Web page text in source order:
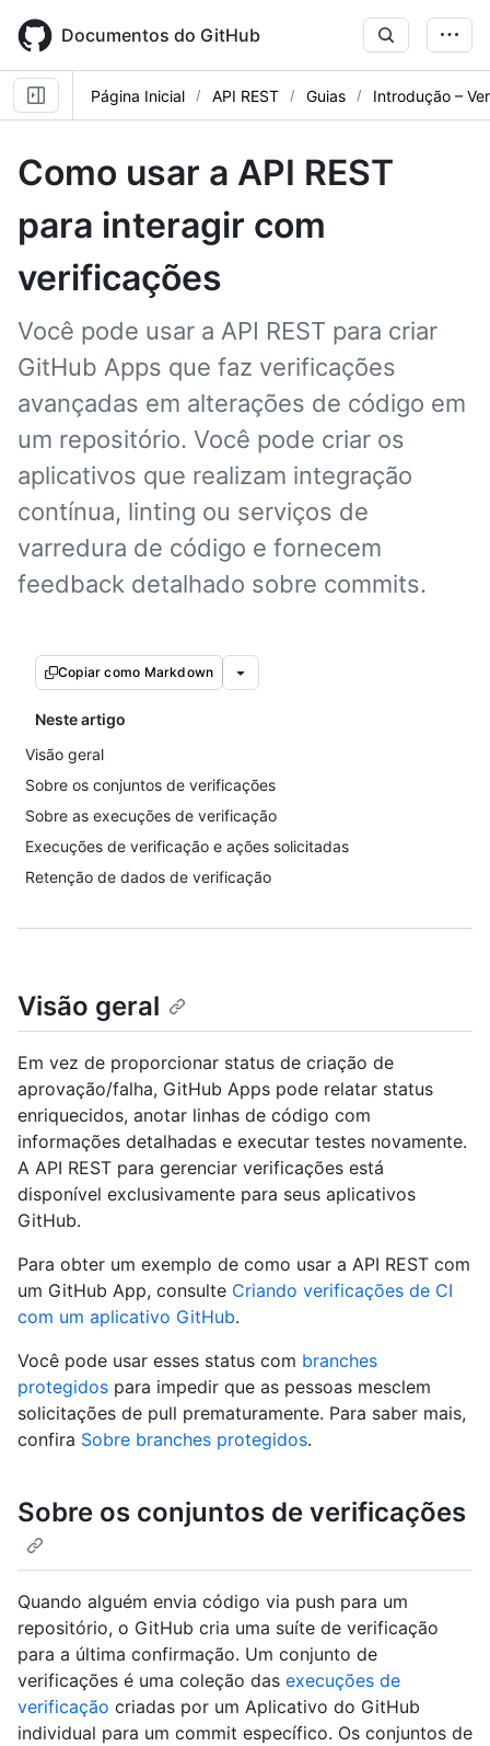
main
content
Documentos do GitHub
Página Inicial API REST Guias Introdução –
Como usar a API REST
para interagir com
verificações
Você pode usar a API REST para criar
GitHub Apps que faz verificações
avançadas em alterações de código em
um repositório. Você pode criar os
aplicativos que realizam integração
contínua, linting ou serviços de
varredura de código e fornecem
feedback detalhado sobre commits.
Copiar como Markdown
Neste artigo
Visão geral
Sobre os conjuntos de verificações
Sobre as execuções de verificação
Execuções de verificação e ações solicitadas
Retenção de dados de verificação
Visão geral
Em vez de proporcionar status de criação de
aprovação/falha, GitHub Apps pode relatar status
enriquecidos, anotar linhas de código com
informações detalhadas e executar testes novamente.
A API REST para gerenciar verificações está
disponível exclusivamente para seus aplicativos
GitHub.
Para obter um exemplo de como usar a API REST com
um GitHub App, consulte Criando verificações de CI
com um aplicativo GitHub.
Você pode usar esses status com branches
protegidos para impedir que as pessoas mesclem
solicitações de pull prematuramente. Para saber mais,
confira Sobre branches protegidos.
Sobre os conjuntos de verificações
Quando alguém envia código via push para um
repositório, o GitHub cria uma suíte de verificação
para a última confirmação. Um conjunto de
verificações é uma coleção das execuções de
verificação criadas por um Aplicativo do GitHub
individual para um commit específico. Os conjuntos de